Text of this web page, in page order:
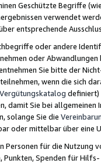
Geschützte Begriffe
verwendet
entsprechende
oder andere
oder
Sie bitte der
wenn die sich
Vergütungskatalog definiert)
damit Sie bei
solange Sie die
oder mittelbar über eine
Personen für die Nutzung
Punkten, Spenden für